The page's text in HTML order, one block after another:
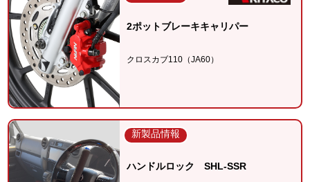
2ポットブレーキキャリパー
クロスカブ110（JA60）
新製品情報
ハンドルロック SHL-SSR